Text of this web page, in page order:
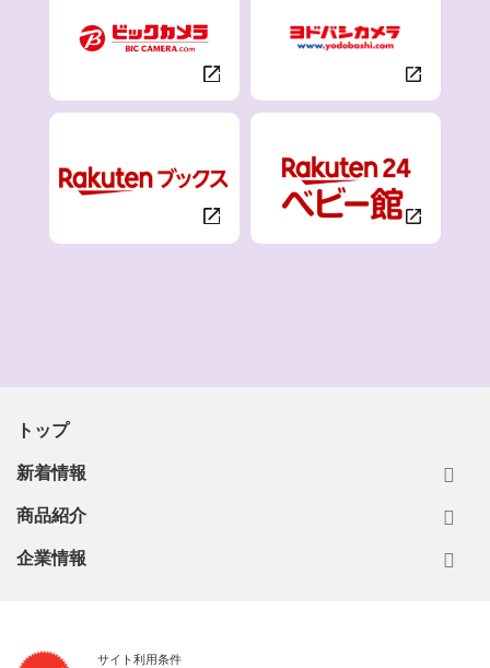
トップ
新着情報
商品紹介
企業情報
サイト利用条件